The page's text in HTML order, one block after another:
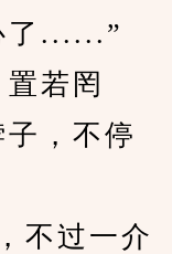
了......”
若罔
，不停
过一介